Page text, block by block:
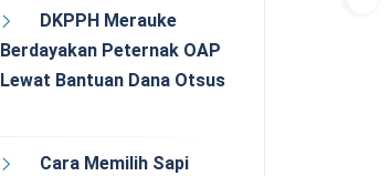
DKPPH Merauke
Berdayakan Peternak OAP
Lewat Bantuan Dana Otsus
Cara Memilih Sapi